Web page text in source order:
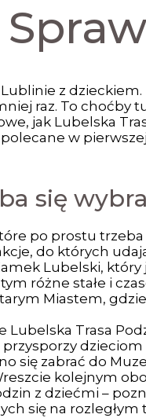
z
raz. To choćby
jak Lubelska
w
się
po prostu
do których
Lubelski,
różne stałe i
Miastem,
Trasa
się zabrać do
kolejnym
z dziećmi –
się na